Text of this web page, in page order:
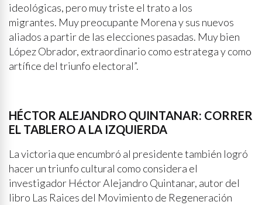
ideológicas, pero muy triste el trato a los
migrantes. Muy preocupante Morena y sus nuevos
aliados a partir de las elecciones pasadas. Muy bien
López Obrador, extraordinario como estratega y como
artífice del triunfo electoral”.
HÉCTOR ALEJANDRO QUINTANAR: CORRER
EL TABLERO A LA IZQUIERDA
La victoria que encumbró al presidente también logró
hacer un triunfo cultural como considera el
investigador Héctor Alejandro Quintanar, autor del
libro Las Raices del Movimiento de Regeneración